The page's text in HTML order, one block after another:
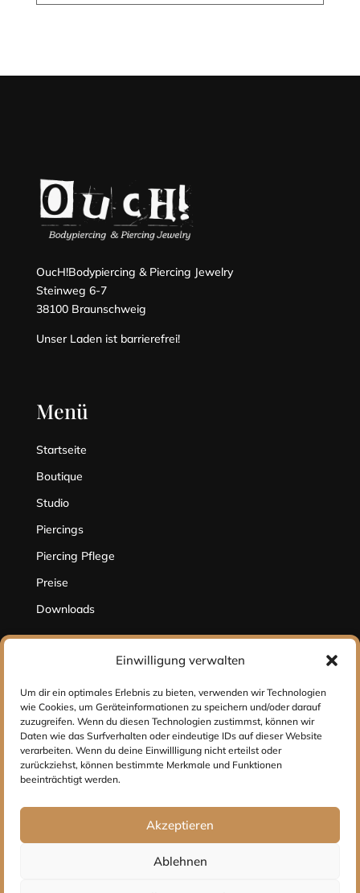
Einwilligung verwalten
Um dir ein optimales Erlebnis zu bieten, verwenden wir Technologien
wie Cookies, um Geräteinformationen zu speichern und/oder darauf
zuzugreifen. Wenn du diesen Technologien zustimmst, können wir
Daten wie das Surfverhalten oder eindeutige IDs auf dieser Website
verarbeiten. Wenn du deine Einwillligung nicht erteilst oder
zurückziehst, können bestimmte Merkmale und Funktionen
beeinträchtigt werden.
Akzeptieren
Ablehnen
OucH!Bodypiercing & Piercing Jewelry
Steinweg 6-7
38100 Braunschweig
Unser Laden ist barrierefrei!
Menü
Startseite
Boutique
Studio
Piercings
Piercing Pflege
Preise
Downloads
Kontakt
Impressum
Datenschutz
Social Media